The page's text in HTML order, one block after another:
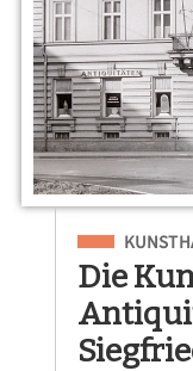
Eingeordnet
Die